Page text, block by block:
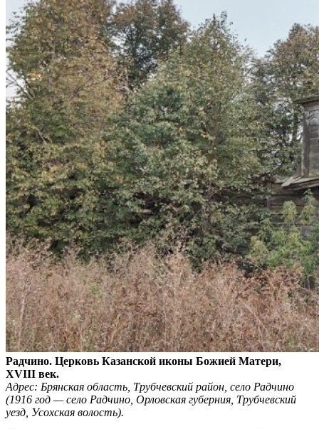
Радчино. Церковь Казанской иконы Божией Матери,
XVIII век.
Адрес: Брянская область, Трубчевский район, село Радчино
(1916 год — село Радчино, Орловская губерния, Трубчевский
уезд, Усохская волость).